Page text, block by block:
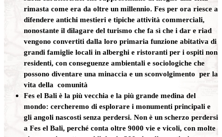
rimasta come era da oltre un millennio. Fes per ora riesce a
difendere antichi mestieri e tipiche attività commerciali,
nonostante il dilagare del turismo che fa sì che i dar e riad
vengono convertiti dalla loro primaria funzione abitativa di
grandi famiglie locali in alberghi e ristoranti per i ospiti non
residenti, con conseguenze ambientali e sociologiche che
possono diventare una minaccia e un sconvolgimento per la
vita della comunità
Fes el Bali è la più vecchia e la più grande medina del
mondo: cercheremo di esplorare i monumenti principali e
gli angoli nascosti senza perdersi. Non è un scherzo perdersi
a Fes el Bali, perché conta oltre 9000 vie e vicoli, con molte